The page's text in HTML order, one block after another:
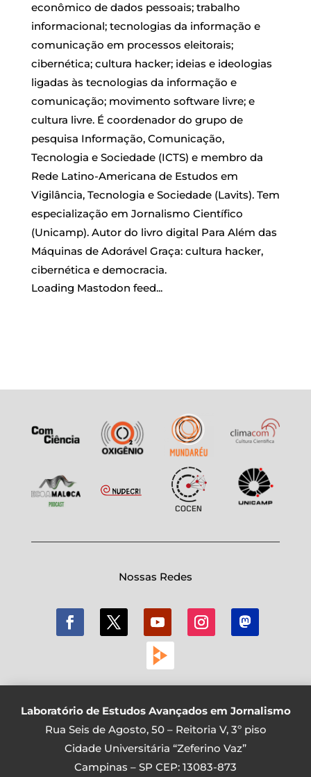
econômico de dados pessoais; trabalho
informacional; tecnologias da informação e
comunicação em processos eleitorais;
cibernética; cultura hacker; ideias e ideologias
ligadas às tecnologias da informação e
comunicação; movimento software livre; e
cultura livre. É coordenador do grupo de
pesquisa Informação, Comunicação,
Tecnologia e Sociedade (ICTS) e membro da
Rede Latino-Americana de Estudos em
Vigilância, Tecnologia e Sociedade (Lavits). Tem
especialização em Jornalismo Científico
(Unicamp). Autor do livro digital Para Além das
Máquinas de Adorável Graça: cultura hacker,
cibernética e democracia.
Loading Mastodon feed...
Nossas Redes
Laboratório de Estudos Avançados em Jornalismo
Rua Seis de Agosto, 50 – Reitoria V, 3º piso
Cidade Universitária “Zeferino Vaz”
Campinas – SP CEP: 13083-873